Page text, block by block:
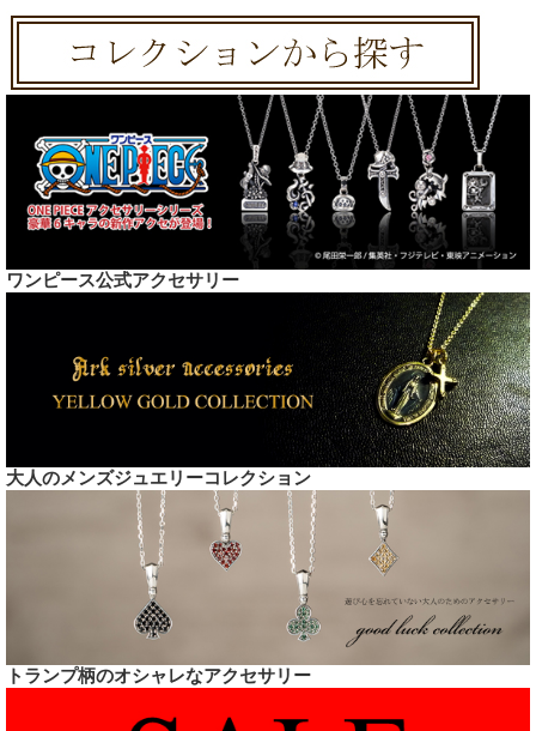
ワンピース公式アクセサリー
大人のメンズジュエリーコレクション
トランプ柄のオシャレなアクセサリー